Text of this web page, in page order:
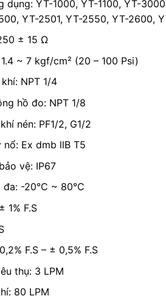
dụng: YT-1000, YT-1100, YT-
YT-2501, YT-2550, YT-2600,
± 15 Ω
~ 7 kgf/cm² (20 – 100 Psi)
NPT 1/4
hồ đo: NPT 1/8
nén: PF1/2, G1/2
nổ: Ex dmb llB T5
vệ: IP67
-20°C ~ 80°C
1% F.S
F.S – ± 0,5% F.S
thụ: 3 LPM
80 LPM